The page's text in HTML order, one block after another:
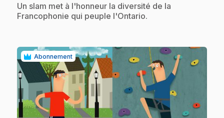
.Un slam met à l'honneur la diversité de la
Francophonie qui peuple l'Ontario.
Abonnement